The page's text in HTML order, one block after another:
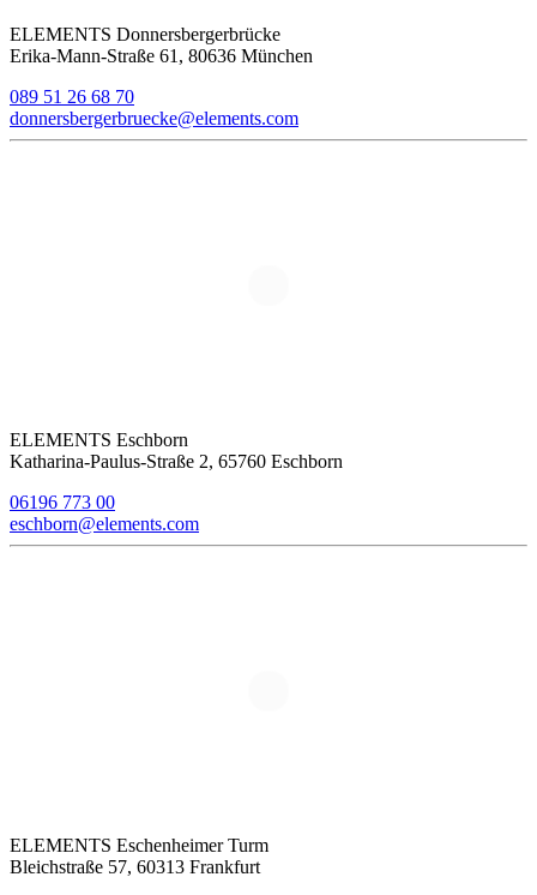
ELEMENTS Donnersbergerbrücke
Erika-Mann-Straße 61, 80636 München
089 51 26 68 70
donnersbergerbruecke@elements.com
ELEMENTS Eschborn
Katharina-Paulus-Straße 2, 65760 Eschborn
06196 773 00
eschborn@elements.com
ELEMENTS Eschenheimer Turm
Bleichstraße 57, 60313 Frankfurt